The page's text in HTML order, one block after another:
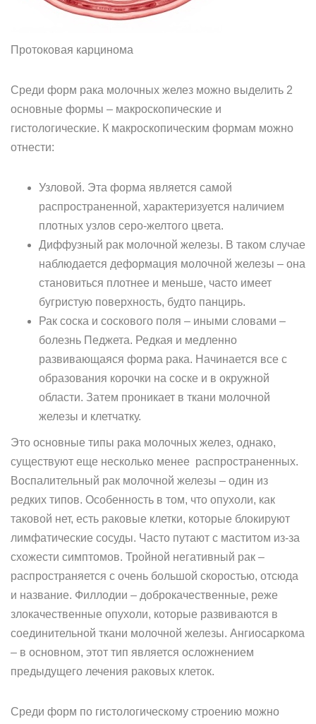
Протоковая карцинома
Среди форм рака молочных желез можно выделить 2
основные формы – макроскопические и
гистологические. К макроскопическим формам можно
отнести:
Узловой. Эта форма является самой
распространенной, характеризуется наличием
плотных узлов серо-желтого цвета.
Диффузный рак молочной железы. В таком случае
наблюдается деформация молочной железы – она
становиться плотнее и меньше, часто имеет
бугристую поверхность, будто панцирь.
Рак соска и соскового поля – иными словами –
болезнь Педжета. Редкая и медленно
развивающаяся форма рака. Начинается все с
образования корочки на соске и в окружной
области. Затем проникает в ткани молочной
железы и клетчатку.
Это основные типы рака молочных желез, однако,
существуют еще несколько менее распространенных.
Воспалительный рак молочной железы – один из
редких типов. Особенность в том, что опухоли, как
таковой нет, есть раковые клетки, которые блокируют
лимфатические сосуды. Часто путают с маститом из-за
схожести симптомов. Тройной негативный рак –
распространяется с очень большой скоростью, отсюда
и название. Филлодии – доброкачественные, реже
злокачественные опухоли, которые развиваются в
соединительной ткани молочной железы. Ангиосаркома
– в основном, этот тип является осложнением
предыдущего лечения раковых клеток.
Среди форм по гистологическому строению можно